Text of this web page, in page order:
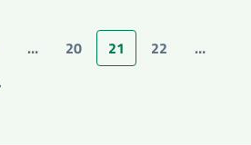
… 20 21 22
…